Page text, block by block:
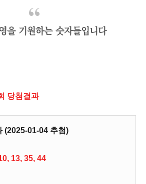
을 기원하는 숫자들입니다
당첨결과
(2025-01-04 추첨)
13, 35, 44